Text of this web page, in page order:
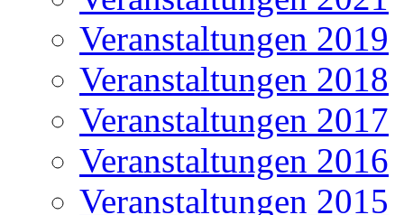
Veranstaltungen 2019
Veranstaltungen 2018
Veranstaltungen 2017
Veranstaltungen 2016
Veranstaltungen 2015